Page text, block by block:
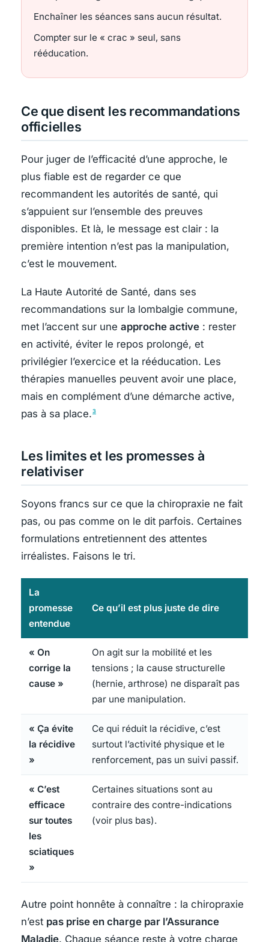
Enchaîner les séances sans aucun résultat.
Compter sur le « crac » seul, sans
rééducation.
Ce que disent les recommandations
officielles
Pour juger de l’efficacité d’une approche, le
plus fiable est de regarder ce que
recommandent les autorités de santé, qui
s’appuient sur l’ensemble des preuves
disponibles. Et là, le message est clair : la
première intention n’est pas la manipulation,
c’est le mouvement.
La Haute Autorité de Santé, dans ses
recommandations sur la lombalgie commune,
met l’accent sur une approche active : rester
en activité, éviter le repos prolongé, et
privilégier l’exercice et la rééducation. Les
thérapies manuelles peuvent avoir une place,
mais en complément d’une démarche active,
pas à sa place.3
Les limites et les promesses à
relativiser
Soyons francs sur ce que la chiropraxie ne fait
pas, ou pas comme on le dit parfois. Certaines
formulations entretiennent des attentes
irréalistes. Faisons le tri.
La
promesse
entendue
Ce qu’il est plus juste de dire
« On
corrige la
cause »
On agit sur la mobilité et les
tensions ; la cause structurelle
(hernie, arthrose) ne disparaît pas
par une manipulation.
« Ça évite
la récidive
»
Ce qui réduit la récidive, c’est
surtout l’activité physique et le
renforcement, pas un suivi passif.
« C’est
efficace
sur toutes
les
sciatiques
»
Certaines situations sont au
contraire des contre-indications
(voir plus bas).
Autre point honnête à connaître : la chiropraxie
n’est pas prise en charge par l’Assurance
Maladie. Chaque séance reste à votre charge